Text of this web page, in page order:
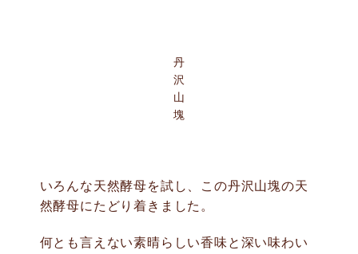
丹
沢
山
塊
いろんな天然酵母を試し、この丹沢山塊の天
然酵母にたどり着きました。
何とも言えない素晴らしい香味と深い味わい